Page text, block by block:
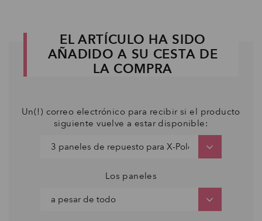
EL ARTÍCULO HA SIDO
AÑADIDO A SU CESTA DE
LA COMPRA
Un(!) correo electrónico para recibir si el producto
siguiente vuelve a estar disponible:
Los paneles